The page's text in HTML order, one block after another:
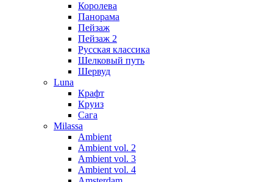
Королева
Панорама
Пейзаж
Пейзаж 2
Русская классика
Шелковый путь
Шервуд
Luna
Крафт
Круиз
Сага
Milassa
Ambient
Ambient vol. 2
Ambient vol. 3
Ambient vol. 4